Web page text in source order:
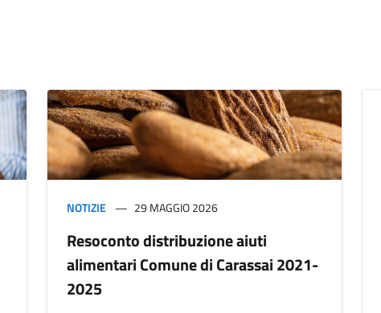
NOTIZIE 29 MAGGIO 2026
Resoconto distribuzione aiuti
alimentari Comune di Carassai 2021-
2025